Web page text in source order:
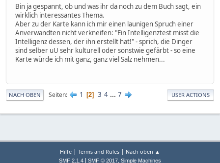
Bin ja gespannt, ob und was ihr da noch zu dem Buch sagt, ein
wirklich interessantes Thema.
Aber zu der Karte kann ich mir einen launigen Spruch einer
Anverwandten nicht verkneifen: "Ein Intelligenztest misst die
Intelligenz dessen, der ihn erstellt hat!" - sprich, die Dinger
sind selber uU sehr kulturell oder sonstwie gefärbt - so eine
Karte würde ich mit ganz, ganz viel Salz nehmen...
NACH OBEN Seiten 1 2 3 4 ... 7 USER ACTIONS
Hilfe | Terms and Rules | Nach oben ▲
SMF 2.1.4 SMF © 2017, Simple Machines